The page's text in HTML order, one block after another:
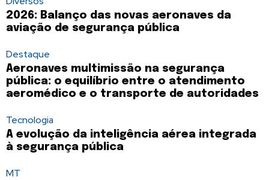
2026: Balanço das novas aeronaves da
aviação de segurança pública
Destaque
Aeronaves multimissão na segurança
pública: o equilíbrio entre o atendimento
aeromédico e o transporte de autoridades
Tecnologia
A evolução da inteligência aérea integrada
à segurança pública
MT